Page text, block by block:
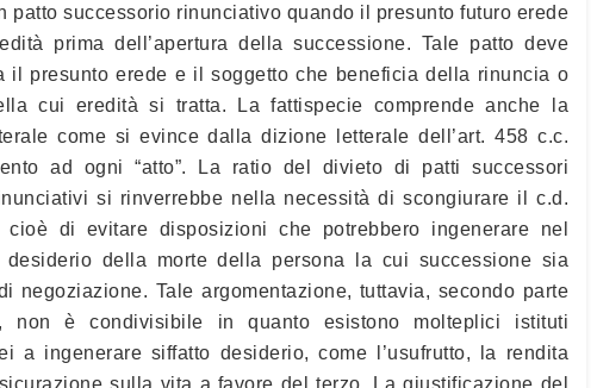
patto successorio rinunciativo quando il presunto futuro erede
prima dell’apertura della successione. Tale patto deve
il presunto erede e il soggetto che beneficia della rinuncia o
cui eredità si tratta. La fattispecie comprende anche la
come si evince dalla dizione letterale dell’art. 458 c.c.
ad ogni “atto”. La ratio del divieto di patti successori
si rinverrebbe nella necessità di scongiurare il c.d.
cioè di evitare disposizioni che potrebbero ingenerare nel
desiderio della morte della persona la cui successione sia
negoziazione. Tale argomentazione, tuttavia, secondo parte
non è condivisibile in quanto esistono molteplici istituti
a ingenerare siffatto desiderio, come l’usufrutto, la rendita
sulla vita a favore del terzo. La giustificazione del